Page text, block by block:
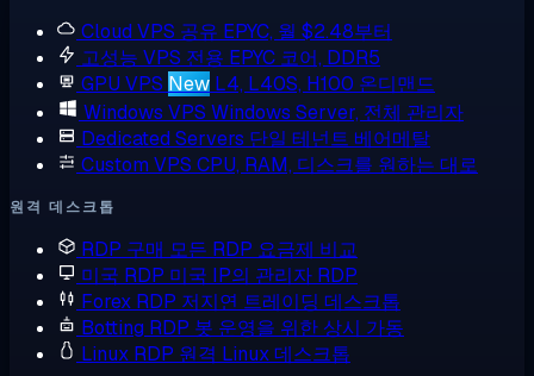
Cloud VPS 공유 EPYC, 월 $2.48부터
고성능 VPS 전용 EPYC 코어, DDR5
GPU VPS New L4, L40S, H100 온디맨드
Windows VPS Windows Server, 전체 관리자
Dedicated Servers 단일 테넌트 베어메탈
Custom VPS CPU, RAM, 디스크를 원하는 대로
원격 데스크톱
RDP 구매 모든 RDP 요금제 비교
미국 RDP 미국 IP의 관리자 RDP
Forex RDP 저지연 트레이딩 데스크톱
Botting RDP 봇 운영을 위한 상시 가동
Linux RDP 원격 Linux 데스크톱